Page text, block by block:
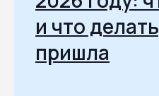
и что
пришла